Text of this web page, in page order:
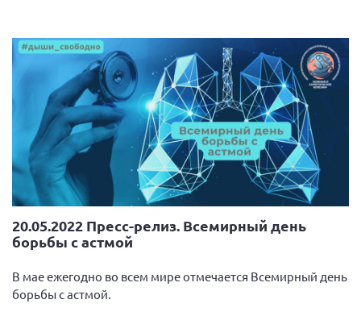
20.05.2022 Пресс-релиз. Всемирный день
борьбы с астмой
В мае ежегодно во всем мире отмечается Всемирный день
борьбы с астмой.